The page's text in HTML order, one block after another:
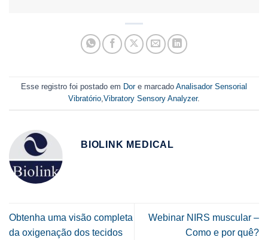
Esse registro foi postado em Dore marcado Analisador Sensorial
Vibratório,Vibratory Sensory Analyzer.
BIOLINK MEDICAL
Obtenha uma visão completa
da oxigenação dos tecidos
Webinar NIRS muscular –
Como e por quê?